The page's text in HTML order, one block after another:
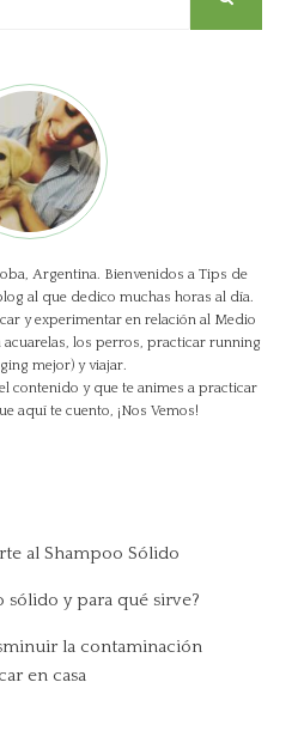
Argentina. Bienvenidos a Tips de
al que dedico muchas horas al día.
y experimentar en relación al Medio
los perros, practicar running
mejor) y viajar.
contenido y que te animes a practicar
aquí te cuento, ¡Nos Vemos!
al Shampoo Sólido
sólido y para qué sirve?
la contaminación
en casa